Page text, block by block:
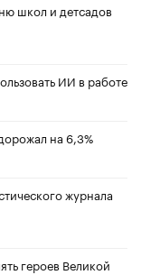
школ и детсадов
ИИ в работе
на 6,3%
журнала
героев Великой